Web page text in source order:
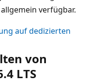
verfügbar.
auf dedizierten
von
LTS